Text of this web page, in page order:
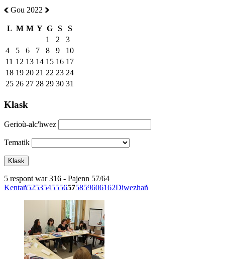
Gou 2022
L M M Y G S
S
1
2
3
4
5 6 7 8 9
10
11 12 13 14 15 16 17
18 19 20 21 22 23 24
25 26 27 28 29 30 31
Klask
Gerioù-alc'hwez
Tematik
5 respont war 316 - Pajenn 57/64
Kentañ5253545556575859606162Diwezhañ